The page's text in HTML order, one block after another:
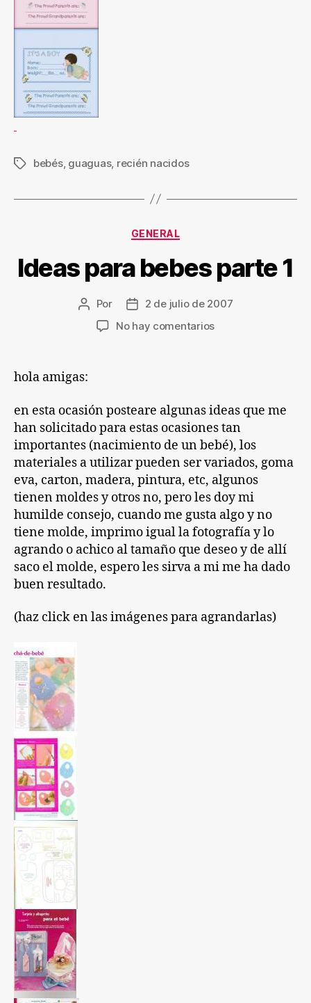
Etiquetas
bebés, guaguas, recién nacidos
Categorías
GENERAL
Ideas para bebes parte 1
Autor
Por
Fecha
de
2 de julio de 2007
No hay comentariosen
1
hola amigas:
en esta ocasión posteare algunas ideas que me
han solicitado para estas ocasiones tan
importantes (nacimiento de un bebé), los
materiales a utilizar pueden ser variados, goma
eva, carton, madera, pintura, etc, algunos
tienen moldes y otros no, pero les doy mi
humilde consejo, cuando me gusta algo y no
tiene molde, imprimo igual la fotografía y lo
agrando o achico al tamaño que deseo y de allí
saco el molde, espero les sirva a mi me ha dado
buen resultado.
(haz click en las imágenes para agrandarlas)